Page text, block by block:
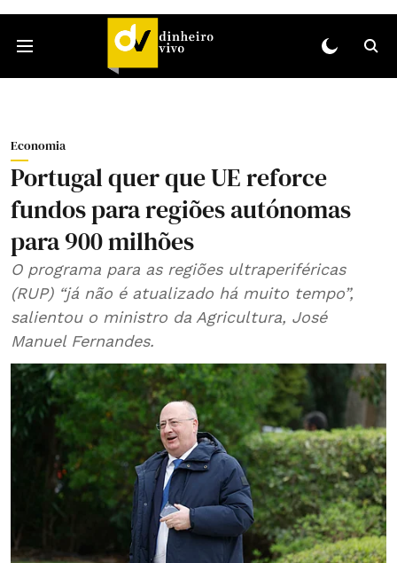
Economia
Portugal quer que UE reforce
fundos para regiões autónomas
para 900 milhões
O programa para as regiões ultraperiféricas
(RUP) “já não é atualizado há muito tempo”,
salientou o ministro da Agricultura, José
Manuel Fernandes.